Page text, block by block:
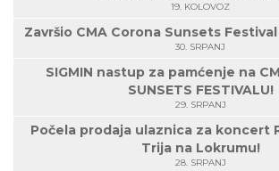
19. KOLOVOZ
Završio CMA Corona Sunsets
30. SRPANJ
SIGMIN nastup za pamćenje na
SUNSETS FESTIVALU!
29. SRPANJ
Počela prodaja ulaznica za koncert
Trija na Lokrumu!
28. SRPANJ